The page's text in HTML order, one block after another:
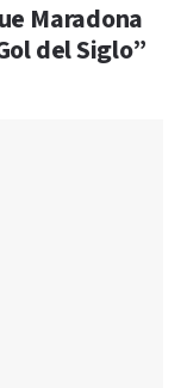
Maradona
del Siglo”